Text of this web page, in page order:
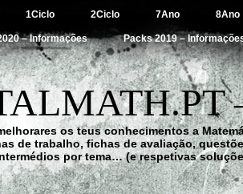
1Ciclo 2Ciclo 7Ano 8Ano
– Informações Packs 2019 –
os teus conhecimentos a
de trabalho, fichas de avaliação,
por tema… (e respetivas